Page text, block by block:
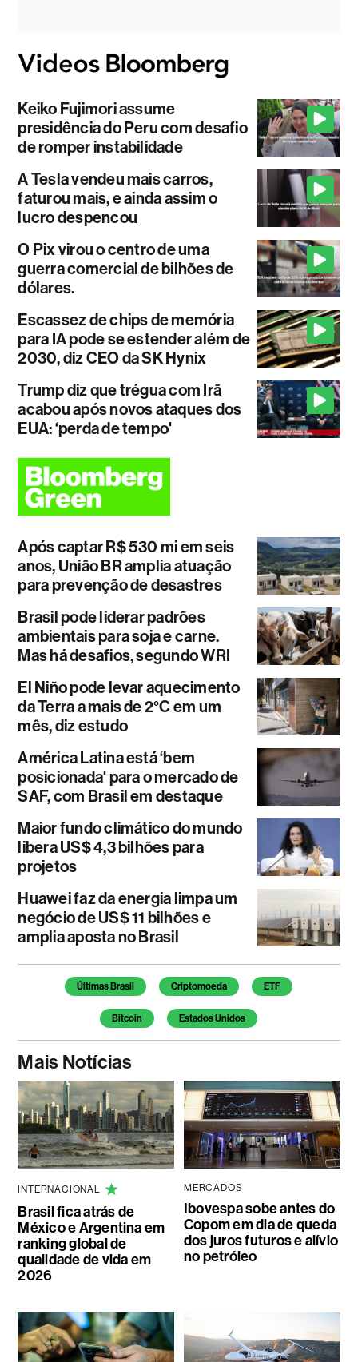
Keiko Fujimori assume
presidência do Peru com desafio
de romper instabilidade
A Tesla vendeu mais carros,
faturou mais, e ainda assim o
lucro despencou
O Pix virou o centro de uma
guerra comercial de bilhões de
dólares.
Escassez de chips de memória
para IA pode se estender além de
2030, diz CEO da SK Hynix
Trump diz que trégua com Irã
acabou após novos ataques dos
EUA: ‘perda de tempo'
Após captar R$ 530 mi em seis
anos, União BR amplia atuação
para prevenção de desastres
Brasil pode liderar padrões
ambientais para soja e carne.
Mas há desafios, segundo WRI
El Niño pode levar aquecimento
da Terra a mais de 2°C em um
mês, diz estudo
América Latina está ‘bem
posicionada' para o mercado de
SAF, com Brasil em destaque
Maior fundo climático do mundo
libera US$ 4,3 bilhões para
projetos
Huawei faz da energia limpa um
negócio de US$ 11 bilhões e
amplia aposta no Brasil
Temas deste artigo
Últimas Brasil Criptomoeda ETF
Bitcoin Estados Unidos
Mais Notícias
INTERNACIONAL
Brasil fica atrás de
México e Argentina em
ranking global de
qualidade de vida em
2026
MERCADOS
Ibovespa sobe antes do
Copom em dia de queda
dos juros futuros e alívio
no petróleo